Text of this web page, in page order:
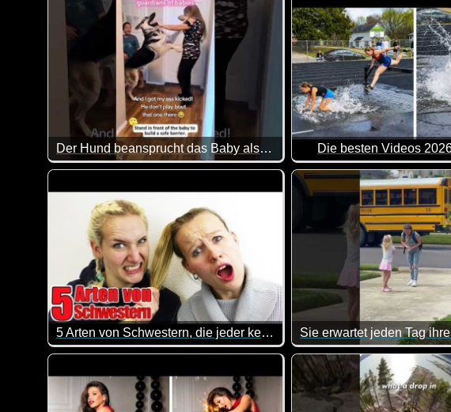
Der Hund beansprucht das Baby als sein eigenes
Die besten Videos
Eine tolle
5 Arten von Schwestern, die jeder kennt
Und, erkennst du deine Schwester in diesem Video wieder? Ich
Da geht einem doch